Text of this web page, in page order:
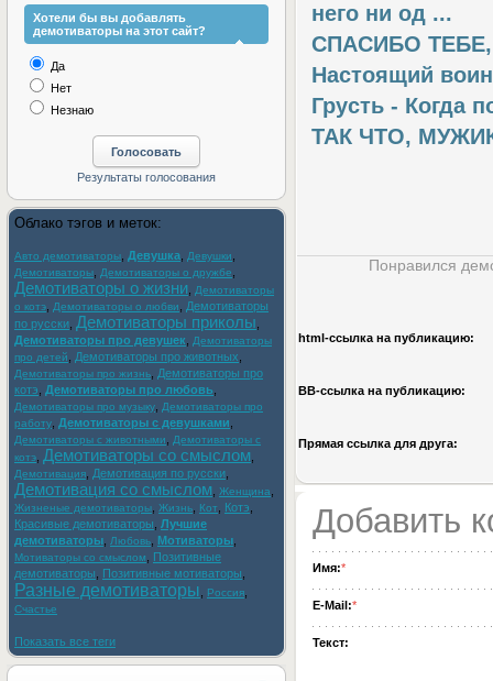
него ни од ...
СПАСИБО
Настоящий
Грусть - Когда
ТАК ЧТО,
Понравился
html-cсылка на публикацию:
BB-cсылка на публикацию:
Прямая ссылка для друга:
Добавить
Имя:*
E-Mail:*
Текст:
Хотели бы вы добавлять
демотиваторы на этот сайт?
Да
Нет
Незнаю
Облако тэгов и меток:
Авто демотиваторы Девушка Девушки
Демотиваторы Демотиваторы о дружбе
Демотиваторы о жизни
Демотиваторы
о котэ
Демотиваторы о любви
Демотиваторы
по русски Демотиваторы приколы
Демотиваторы про девушек
Демотиваторы
про детей
Демотиваторы про животных
Демотиваторы про жизнь
Демотиваторы про
котэ
Демотиваторы про любовь
Демотиваторы про музыку
Демотиваторы про
работу
Демотиваторы с девушками
Демотиваторы с животными
Демотиваторы с
котэ
Демотиваторы со смыслом
Демотивация Демотивация по русски
Демотивация со смыслом Женщина
Жизненые демотиваторы Жизнь Кот Котэ
Красивые демотиваторы Лучшие
демотиваторы
Любовь Мотиваторы
Мотиваторы со смыслом
Позитивные
демотиваторы
Позитивные мотиваторы
Разные демотиваторы Россия
Счастье
Показать все теги